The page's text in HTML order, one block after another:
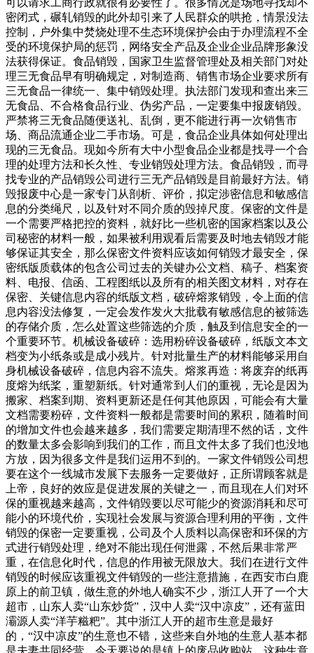
可以请求工商行政就很有必要性了。很多情况是场地寻找却不
密闭式，碾轧销毁的此外却引来了人民群众的哄抢，情景没法
控制，户外集中焚烧处理不生态环境保护会由于办理流程不全
受的环境保护局的惩罚，网络安全产品及企业企业品牌形象没
法获得保证。食品销毁，国家卫生监督管理处及相关部门对处
理三无食品早有明确规定，对制造商、销售市场企业要求所有
三无食品一律统一、集中销毁处理。执法部门发现和查出来三
无食品、不合格食品行业、伪劣产品，一定要集中报废销毁。
严禁将三无食品随便送礼、乱倒，更不能进行再一次销售市
场、商品流通企业二手市场。可是，食品企业具体如何处理出
现的三无食品。现如今所有大中小型食品企业都是找寻一个合
理的处理方法和长久性、专业销毁处理方法。食品销毁，而寻
找专业的产品销毁公司进行三无产品销毁是目前最好方法。销
毁报废中心是一家专门从剖析、评价，拟定涉密信息和敏感信
息的分类绳尺，以及针对不同介质的毁掉尺度。保密的文件是
一个需要严格把控的资料，就好比一些机密的国家档案以及公
司秘密的材料一般，如果被利用观看后需要及时地去销毁才能
够保证其安全，那么保密文件资料应该如何销毁才最安全，保
密纸版质载体的包含公司过去的关键办公文档、稿子、档案资
料、电报、信函、工程图纸以及所有的相关图文材料，对存在
保密、关键信息内容的纸版文档，破碎熔浆销毁，令上面的信
息内容没法修复，一定会发作发火大批载有敏感信息的被筛选
的存储介质，怎么处置这些筛选的介质，触及到信息安全的一
个重要环节。机械设备破碎：选用粉碎设备破碎，纸版文本文
档变为小纸条或是成小残片。针对批量生产的材料能够采用自
身机械设备破碎，信息内容不流失。熔浆再造：将废弃的纸再
度熔为纸桨，重塑新纸。针对通常到人们的重视，无论是因为
搬家、档案到期、资料更新还是任何其他原因，可能会有大量
文档需要粉碎，文件资料一般都是需要时间的累积，随着时间
的增加文件也会越来越多，我们需要定期清理不然的话，文件
的数量太多会影响到我们的工作，而且文件太多了我们也没地
方放，因为很多文件是我们运用不到的。一家文件销毁公司想
要在这个一线城市发展下去服务一定要做好，正所谓顾客就是
上帝，良好的效应是促进发展的关键之一，而且现在人们对环
保的重视越来越高，文件销毁要以尽可能少的资源消耗和尽可
能小的环境代价，实现社会发展与资源合理利用的平衡，文件
销毁的保密一定要重视，公司及个人质料以高保密和环保的方
式进行销毁处理，绝对不能出现任何泄露，不然后果非常严
重，在信息化时代，信息的作用被无限放大。我们在进行文件
销毁的时候应该重视文件销毁的一些注意措施，在西安市白鹿
原上的前卫镇，做生意的外地人确实不少，浙江人开了一个大
超市，山东人卖“山东炒货”，汉中人卖“汉中凉皮”，还有蓝田
灞源人卖“洋芋糍粑”。其中浙江人开的超市生意是最好
的，“汉中凉皮”的生意也不错，这些来自外地的生意人基本都